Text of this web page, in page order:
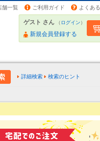
舗一覧 ご利用ガイド よくあ
ゲスト さん （ログイン）
新規会員登録する
詳細検索 検索のヒント